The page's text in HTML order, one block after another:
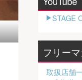
STAGE
フリー
取扱店舗